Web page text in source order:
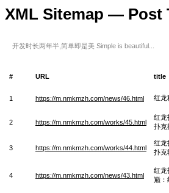
XML Sitemap — Post
开发时长两年半,简单即是美 Simple is beautiful...
# URL title
1 https://m.nmkmzh.com/news/46.html 红龙
2 https://m.nmkmzh.com/works/45.html
红龙
扑克
3 https://m.nmkmzh.com/works/44.html
红龙
扑克
4 https://m.nmkmzh.com/news/43.html
红龙
巅：